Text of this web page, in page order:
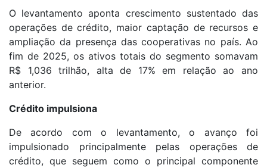
O levantamento aponta crescimento sustentado das
operações de crédito, maior captação de recursos e
ampliação da presença das cooperativas no país. Ao
fim de 2025, os ativos totais do segmento somavam
R$ 1,036 trilhão, alta de 17% em relação ao ano
anterior.
Crédito impulsiona
De acordo com o levantamento, o avanço foi
impulsionado principalmente pelas operações de
crédito, que seguem como o principal componente